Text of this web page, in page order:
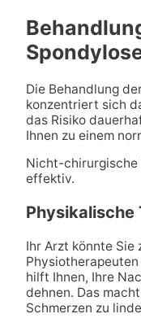
Die Behandlung
konzentriert sich
das Risiko
Ihnen zu einem
Nicht-chirurgische
effektiv.
Physikalische
Ihr Arzt könnte Sie
hilft Ihnen, Ihre
dehnen. Das
Schmerzen zu